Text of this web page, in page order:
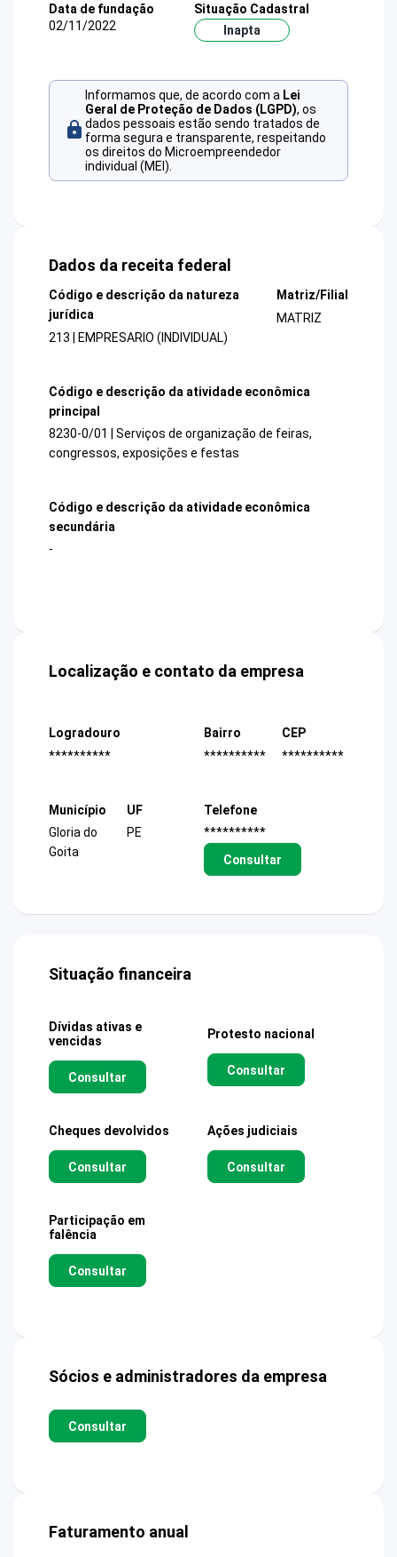
Data de fundação
02/11/2022
Situação Cadastral
Inapta
Informamos que, de acordo com a Lei
Geral de Proteção de Dados (LGPD), os
dados pessoais estão sendo tratados de
forma segura e transparente, respeitando
os direitos do Microempreendedor
individual (MEI).
Dados da receita federal
Código e descrição da natureza
jurídica
213 | EMPRESARIO (INDIVIDUAL)
Matriz/Filial
MATRIZ
Código e descrição da atividade econômica
principal
8230-0/01 | Serviços de organização de feiras,
congressos, exposições e festas
Código e descrição da atividade econômica
secundária
-
Localização e contato da empresa
Logradouro
**********
Bairro
**********
CEP
**********
Município
Gloria do
Goita
UF
PE
Telefone
**********
Consultar
Situação financeira
Dívidas ativas e
vencidas
Consultar
Protesto nacional
Consultar
Cheques devolvidos
Consultar
Ações judiciais
Consultar
Participação em
falência
Consultar
Sócios e administradores da empresa
Consultar
Faturamento anual